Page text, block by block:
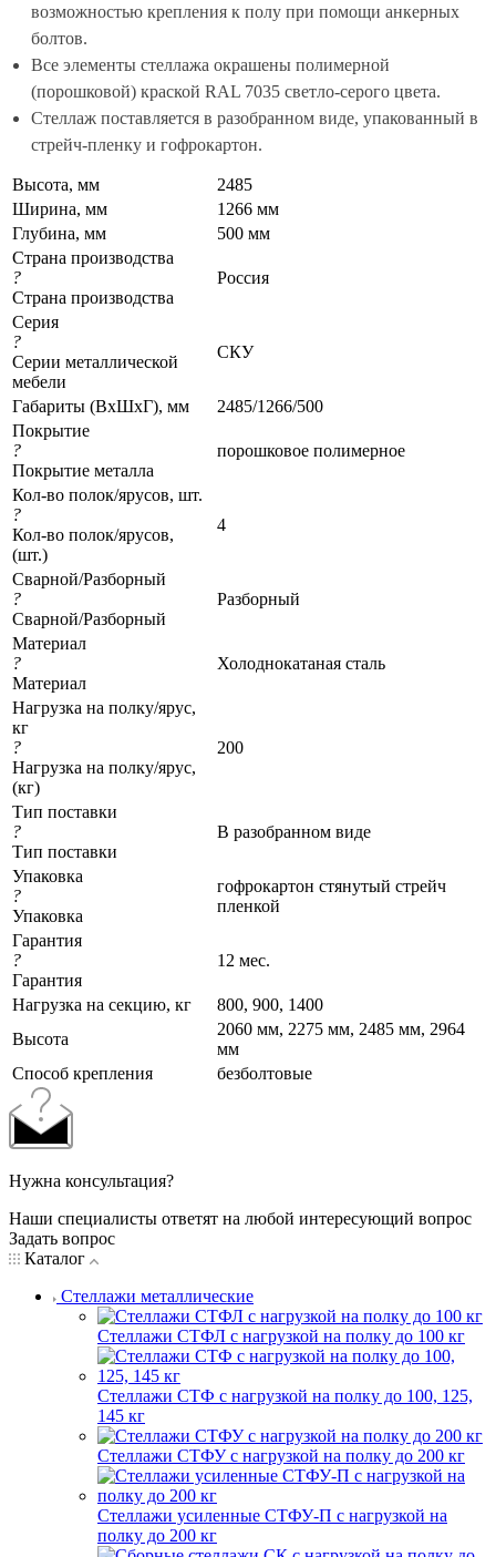
возможностью крепления к полу при помощи анкерных
болтов.
Все элементы стеллажа окрашены полимерной
(порошковой) краской RAL 7035 светло-серого цвета.
Стеллаж поставляется в разобранном виде, упакованный в
стрейч-пленку и гофрокартон.
Высота, мм
2485
Ширина, мм
1266 мм
Глубина, мм
500 мм
Страна производства
?
Страна производства
Россия
Серия
?
Серии металлической
мебели
СКУ
Габариты (ВхШхГ), мм
2485/1266/500
Покрытие
?
Покрытие металла
порошковое полимерное
Кол-во полок/ярусов, шт.
?
Кол-во полок/ярусов,
(шт.)
4
Сварной/Разборный
?
Сварной/Разборный
Разборный
Материал
?
Материал
Холоднокатаная сталь
Нагрузка на полку/ярус,
кг
?
Нагрузка на полку/ярус,
(кг)
200
Тип поставки
?
Тип поставки
В разобранном виде
Упаковка
?
Упаковка
гофрокартон стянутый стрейч
пленкой
Гарантия
?
Гарантия
12 мес.
Нагрузка на секцию, кг
800, 900, 1400
Высота
2060 мм, 2275 мм, 2485 мм, 2964
мм
Cпособ крепления
безболтовые
Нужна консультация?
Наши специалисты ответят на любой интересующий вопрос
Задать вопрос
Каталог
Стеллажи металлические
Стеллажи СТФЛ с нагрузкой на полку до 100 кг
Стеллажи СТФ с нагрузкой на полку до 100, 125,
145 кг
Стеллажи СТФУ с нагрузкой на полку до 200 кг
Стеллажи усиленные СТФУ-П с нагрузкой на
полку до 200 кг